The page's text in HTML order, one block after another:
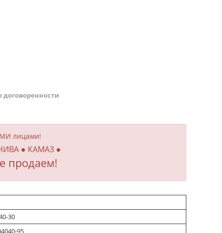
договоренности
лицами!
● КАМАЗ ●
продаем!
30
95